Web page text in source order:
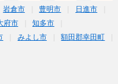
岩倉市 豊明市
日進市
府市
知多市
みよし市
額田郡幸田町